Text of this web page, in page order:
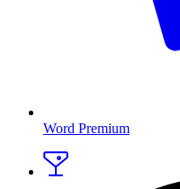
Word Premium